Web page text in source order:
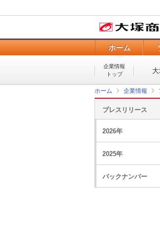
ホーム
企業情報
トップ
ホーム 企業情報
プレスリリース
2026年
2025年
バックナンバー